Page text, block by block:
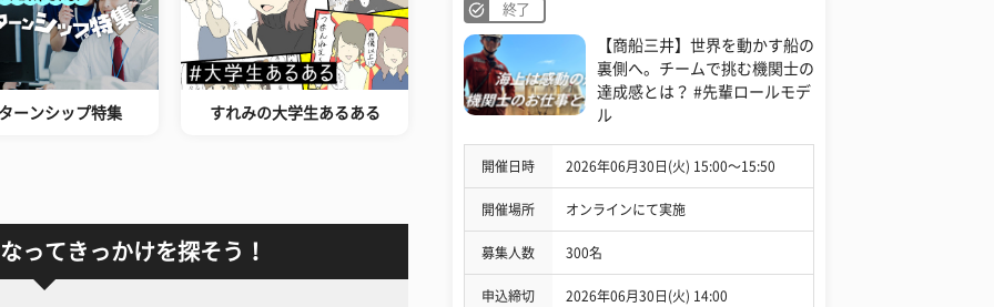
ーンシップ特集 すれみの大学生あるある
ってきっかけを探そう！
終了
【商船三井】世界を動かす船の
裏側へ。チームで挑む機関士の
達成感とは？ #先輩ロールモデ
ル
開催日時 2026年06月30日(火) 15:00〜15:50
開催場所 オンラインにて実施
募集人数 300名
申込締切 2026年06月30日(火) 14:00